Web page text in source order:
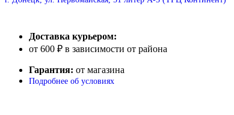
Доставка курьером:
от 600 ₽ в зависимости от района
Гарантия: от магазина
Подробнее об условиях